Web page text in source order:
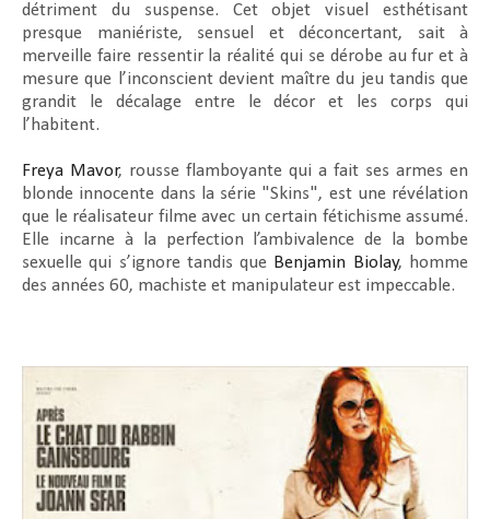
détriment du suspense. Cet objet visuel esthétisant
presque maniériste, sensuel et déconcertant, sait à
merveille faire ressentir la réalité qui se dérobe au fur et à
mesure que l’inconscient devient maître du jeu tandis que
grandit le décalage entre le décor et les corps qui
l’habitent.
Freya Mavor, rousse flamboyante qui a fait ses armes en
blonde innocente dans la série "Skins", est une révélation
que le réalisateur filme avec un certain fétichisme assumé.
Elle incarne à la perfection l’ambivalence de la bombe
sexuelle qui s’ignore tandis que Benjamin Biolay, homme
des années 60, machiste et manipulateur est impeccable.